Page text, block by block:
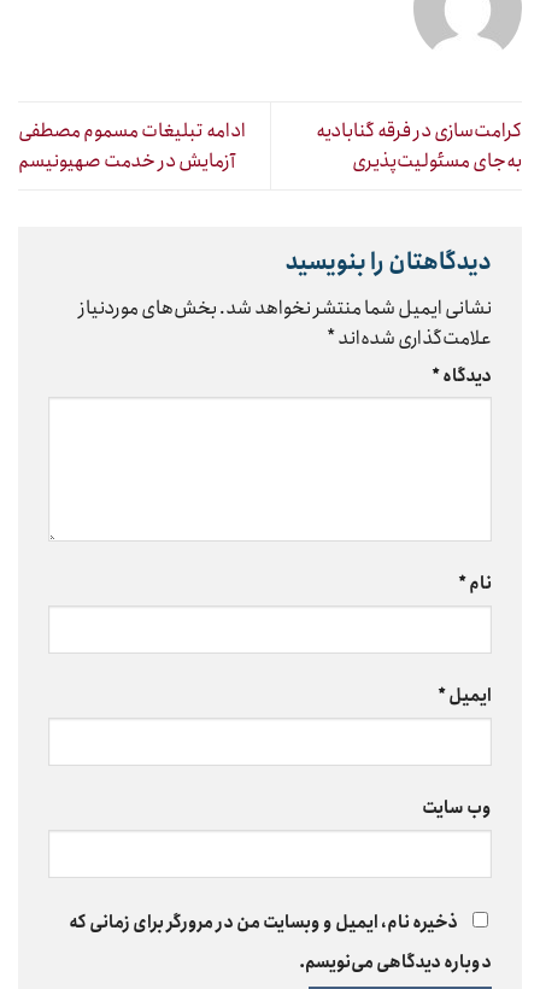
کرامت‌سازی در فرقه گنابادیه
به‌جای مسئولیت‌پذیری
ادامه تبلیغات مسموم مصطفی
آزمایش در خدمت صهیونیسم
دیدگاهتان را بنویسید
نشانی ایمیل شما منتشر نخواهد شد.بخش‌های موردنیاز
علامت‌گذاری شده‌اند*
دیدگاه*
نام*
ایمیل*
وب‌ سایت
ذخیره نام، ایمیل و وبسایت من در مرورگر برای زمانی که
دوباره دیدگاهی می‌نویسم.